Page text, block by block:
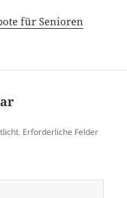
für Senioren
Erforderliche Felder